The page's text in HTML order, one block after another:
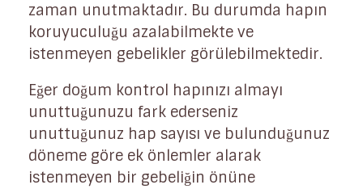
zaman unutmaktadır. Bu durumda hapın
koruyuculuğu azalabilmekte ve
istenmeyen gebelikler görülebilmektedir.
Eğer doğum kontrol hapınızı almayı
unuttuğunuzu fark ederseniz
unuttuğunuz hap sayısı ve bulunduğunuz
döneme göre ek önlemler alarak
istenmeyen bir gebeliğin önüne